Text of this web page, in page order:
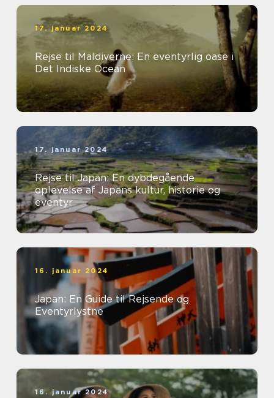
17. januar 2024
Rejse til Maldiverne: En eventyrlig oase i
Det Indiske Ocean
17. januar 2024
Rejse til Japan: En dybdegående
oplevelse af Japans kultur, historie og
eventyr
16. januar 2024
Japan: En Guide til Rejsende og
Eventyrlystne
16. januar 2024